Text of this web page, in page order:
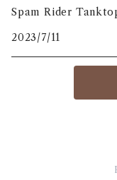
Spam Rider Tanktop
2023/7/11